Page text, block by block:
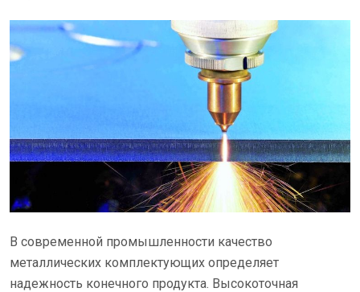
В современной промышленности качество
металлических комплектующих определяет
надежность конечного продукта. Высокоточная